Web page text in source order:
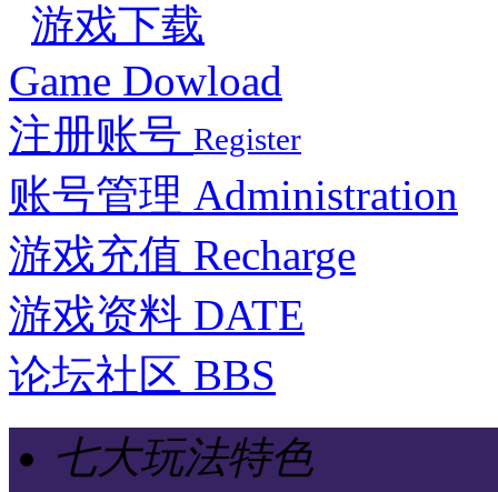
游戏下载
Game Dowload
注册账号 Register
账号管理 Administration
游戏充值 Recharge
游戏资料 DATE
论坛社区 BBS
七大玩法特色